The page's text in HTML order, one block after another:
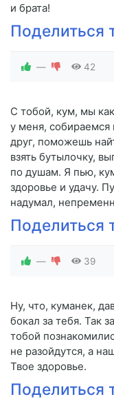
и брата!
Поделиться
— 42
С тобой, кум, мы
у меня,
друг, поможешь
взять бутылочку,
по душам. Я пью,
здоровье и удачу.
надумал,
Поделиться
— 39
Ну, что, куманек,
бокал за тебя. Так
тобой
не разойдутся, а
Твое здоровье.
Поделиться